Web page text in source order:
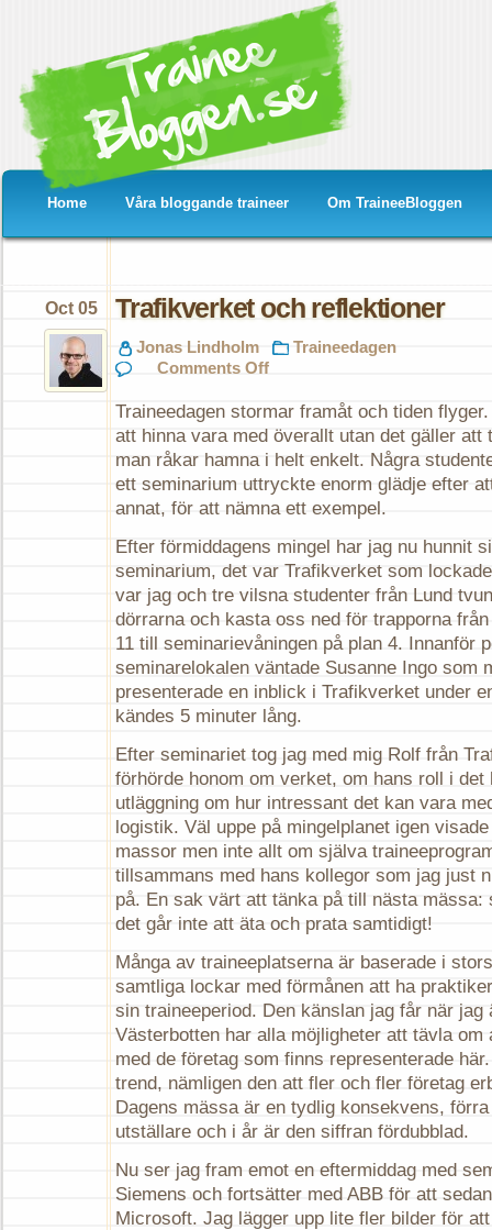
Home Våra bloggande traineer Om TraineeBloggen
Trafikverket och reflektioner
Oct 05
Jonas Lindholm
Traineedagen
Comments Off
reflektioner
Traineedagen stormar framåt och tiden
att hinna vara med överallt utan det gäller att
man råkar hamna i helt enkelt. Några
ett seminarium uttryckte enorm glädje efter
annat, för att nämna ett exempel.
Efter förmiddagens mingel har jag nu hunnit
seminarium, det var Trafikverket som
var jag och tre vilsna studenter från Lund
dörrarna och kasta oss ned för trapporna
11 till seminarievåningen på plan 4. Innanför
seminarelokalen väntade Susanne Ingo som
presenterade en inblick i Trafikverket under
kändes 5 minuter lång.
Efter seminariet tog jag med mig Rolf från
förhörde honom om verket, om hans roll i det
utläggning om hur intressant det kan vara
logistik. Väl uppe på mingelplanet igen
massor men inte allt om själva
tillsammans med hans kollegor som jag just
på. En sak värt att tänka på till nästa mässa:
det går inte att äta och prata samtidigt!
Många av traineeplatserna är baserade i
samtliga lockar med förmånen att ha
sin traineeperiod. Den känslan jag får när jag
Västerbotten har alla möjligheter att tävla om
med de företag som finns representerade
trend, nämligen den att fler och fler företag
Dagens mässa är en tydlig konsekvens,
utställare och i år är den siffran fördubblad.
Nu ser jag fram emot en eftermiddag med
Siemens och fortsätter med ABB för att
Microsoft. Jag lägger upp lite fler bilder för